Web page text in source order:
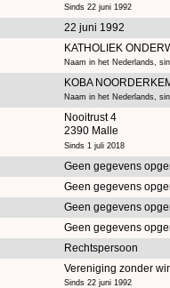
Sinds 22 juni 1992
22 juni 1992
KATHOLIEK
Naam in het Nederlands,
KOBA
Naam in het Nederlands,
Nooitrust 4
2390 Malle
Sinds 1 juli 2018
Geen gegevens
Geen gegevens
Geen gegevens
Geen gegevens
Rechtspersoon
Vereniging zonder
Sinds 22 juni 1992